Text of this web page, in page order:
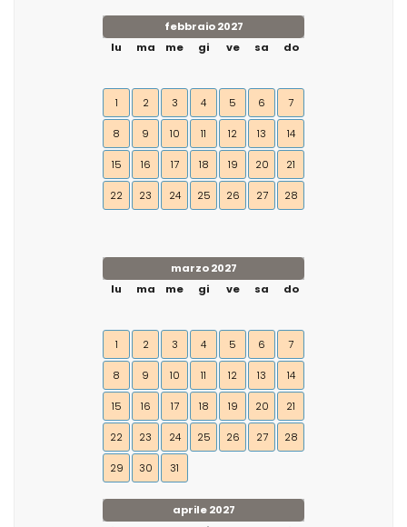
febbraio 2027
lu
ma me gi ve sa do
1 2 3 4 5 6 7
8 9 10 11 12 13 14
15 16 17 18 19 20 21
22 23 24 25 26 27 28
marzo 2027
lu
ma me gi ve sa do
1 2 3 4 5 6 7
8 9 10 11 12 13 14
15 16 17 18 19 20 21
22 23 24 25 26 27 28
29 30 31
aprile 2027